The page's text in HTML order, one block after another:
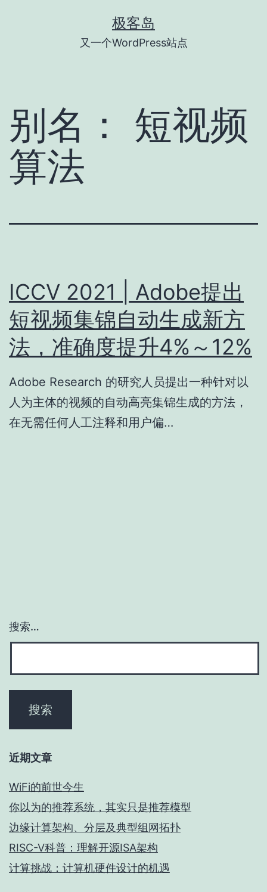
极客岛
又一个WordPress站点
别名： 短视频
算法
ICCV 2021 | Adobe提出
短视频集锦自动生成新方
法，准确度提升4%～12%
Adobe Research 的研究人员提出一种针对以
人为主体的视频的自动高亮集锦生成的方法，
在无需任何人工注释和用户偏…
搜索…
近期文章
WiFi的前世今生
你以为的推荐系统，其实只是推荐模型
边缘计算架构、分层及典型组网拓扑
RISC-V科普：理解开源ISA架构
计算挑战：计算机硬件设计的机遇